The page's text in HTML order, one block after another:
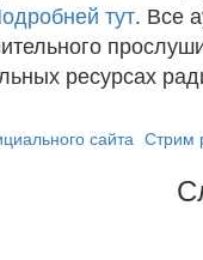
тут. Все
ресурсах
сайта Стрим